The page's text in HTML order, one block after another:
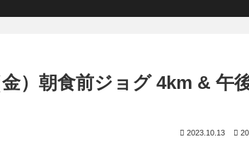
）朝食前ジョグ 4km & 午
2023.10.13